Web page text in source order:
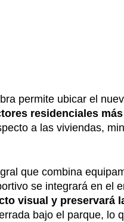
permite ubicar el
residenciales
a las viviendas,
que combina
se integrará en el
visual y preservará
bajo el parque, lo